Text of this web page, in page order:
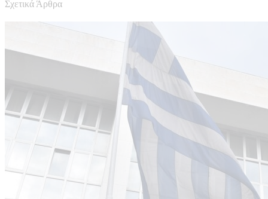
Σχετικά Άρθρα